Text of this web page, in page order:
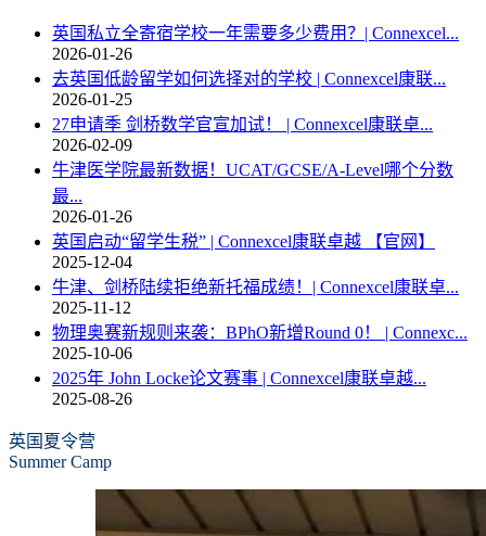
英国私立全寄宿学校一年需要多少费用？| Connexcel...
2026-01-26
去英国低龄留学如何选择对的学校 | Connexcel康联...
2026-01-25
27申请季 剑桥数学官宣加试！ | Connexcel康联卓...
2026-02-09
牛津医学院最新数据！UCAT/GCSE/A-Level哪个分数
最...
2026-01-26
英国启动“留学生税” | Connexcel康联卓越 【官网】
2025-12-04
牛津、剑桥陆续拒绝新托福成绩！| Connexcel康联卓...
2025-11-12
物理奥赛新规则来袭：BPhO新增Round 0！ | Connexc...
2025-10-06
2025年 John Locke论文赛事 | Connexcel康联卓越...
2025-08-26
英国夏令营
Summer Camp